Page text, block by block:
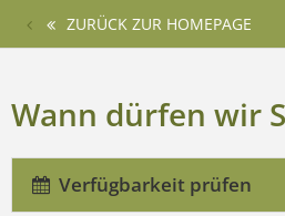
ZURÜCK ZUR HOMEPAGE
Wann dürfen wir
Verfügbarkeit prüfen